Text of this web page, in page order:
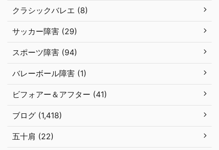
クラシックバレエ (8)
サッカー障害 (29)
スポーツ障害 (94)
バレーボール障害 (1)
ビフォアー＆アフター (41)
ブログ (1,418)
五十肩 (22)